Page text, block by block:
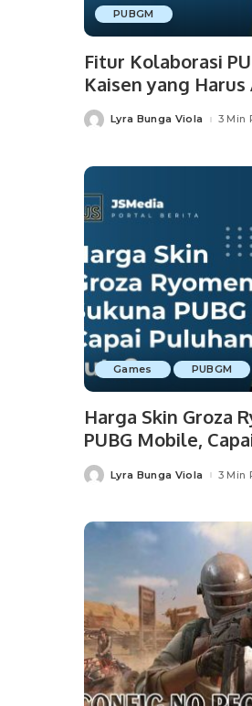
PUBGM
Fitur Kolaborasi
Kaisen yang
PostedLyra Bunga Viola 3 Min
Games PUBGM
Harga Skin Groza
PUBG Mobile,
PostedLyra Bunga Viola 3 Min